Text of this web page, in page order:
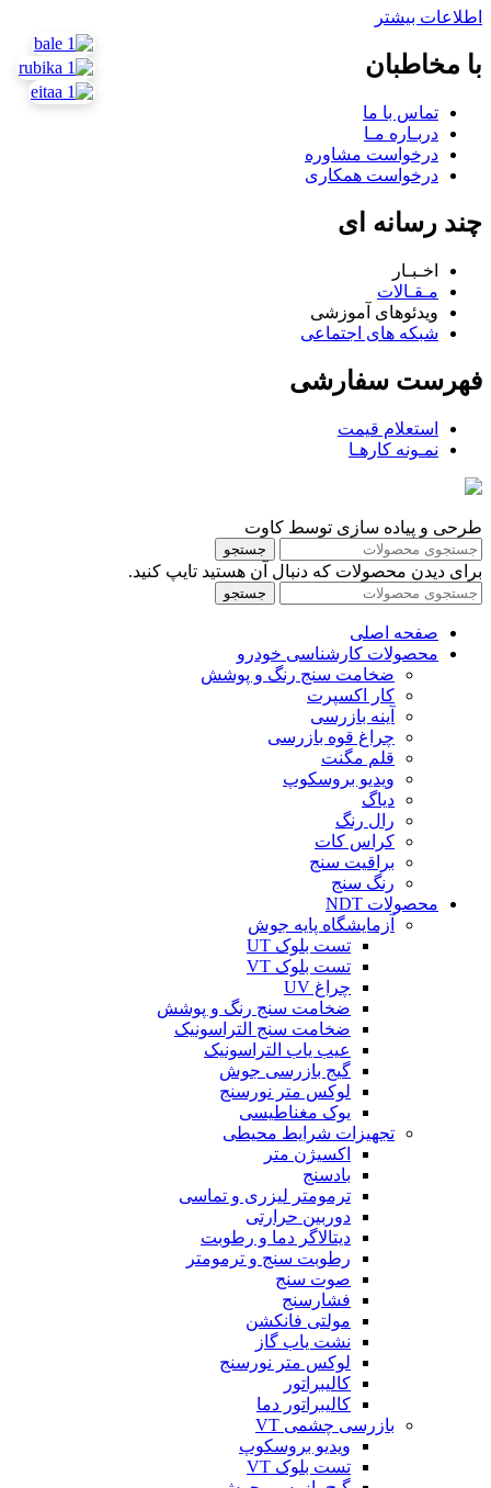
اطلاعات بیشتر
با مخاطبان
تماس با ما
دربـاره مـا
درخواست مشاوره
درخواست همکاری
چند رسانه ای
اخـبـار
مـقـالات
ویدئوهای آموزشی
شبکه های اجتماعی
فهرست سفارشی
استعلام قیمت
نمـونه کارهـا
طرحی و پیاده سازی توسط کاوت
جستجو
برای دیدن محصولات که دنبال آن هستید تایپ کنید.
جستجو
صفحه اصلی
محصولات کارشناسی خودرو
ضخامت سنج رنگ و پوشش
کار اکسپرت
آینه بازرسی
چراغ قوه بازرسی
قلم مگنت
ویدیو بروسکوپ
دیاگ
رال رنگ
کراس کات
براقیت سنج
رنگ سنج
محصولات NDT
آزمایشگاه پایه جوش
تست بلوک UT
تست بلوک VT
چراغ UV
ضخامت سنج رنگ و پوشش
ضخامت سنج التراسونیک
عیب یاب التراسونیک
گیج بازرسی جوش
لوکس متر نورسنج
یوک مغناطیسی
تجهیزات شرایط محیطی
اکسیژن متر
بادسنج
ترمومتر لیزری و تماسی
دوربین حرارتی
دیتالاگر دما و رطوبت
رطوبت سنج و ترمومتر
صوت سنج
فشارسنج
مولتی فانکشن
نشت یاب گاز
لوکس متر نورسنج
کالیبراتور
کالیبراتور دما
بازرسی چشمی VT
ویدیو بروسکوپ
تست بلوک VT